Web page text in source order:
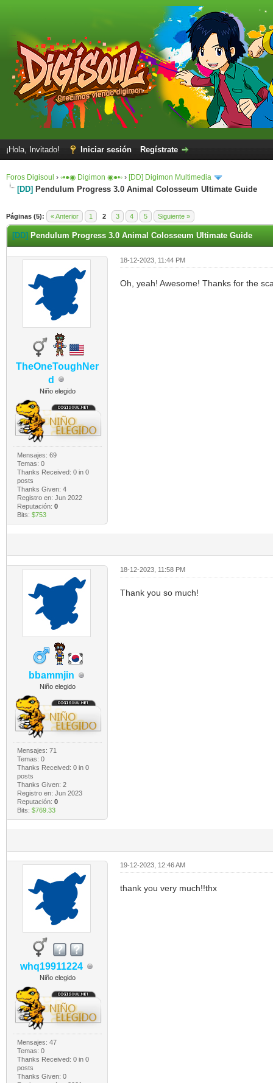
¡Hola, Invitado! Iniciar sesión Regístrate
Foros Digisoul › ◦•●◉ Digimon ◉●•◦ › [DD] Digimon Multimedia
[DD] Pendulum Progress 3.0 Animal Colosseum Ultimate Guide
Páginas (5): « Anterior 1 2 3 4 5 Siguiente »
[DD] Pendulum Progress 3.0 Animal Colosseum Ultimate Guide
TheOneToughNer
d
Niño elegido
Mensajes: 69
Temas: 0
Thanks Received: 0in 0
posts
Thanks Given: 4
Registro en: Jun 2022
Reputación: 0
Bits: $753
18-12-2023, 11:44 PM
Oh, yeah! Awesome! Thanks for the
bbammjin
Niño elegido
Mensajes: 71
Temas: 0
Thanks Received: 0in 0
posts
Thanks Given: 2
Registro en: Jun 2023
Reputación: 0
Bits: $769.33
18-12-2023, 11:58 PM
Thank you so much!
whq19911224
Niño elegido
Mensajes: 47
Temas: 0
Thanks Received: 0in 0
posts
Thanks Given: 0
19-12-2023, 12:46 AM
thank you very much!!thx